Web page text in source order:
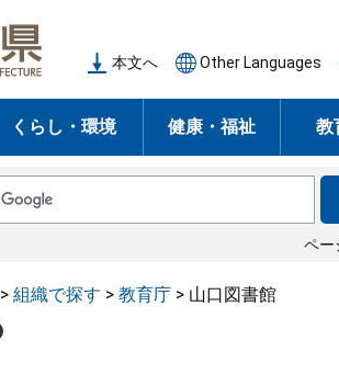
本文へ Other Languages
くらし・環境 健康・福祉 教
ペー
> 組織で探す > 教育庁 > 山口図書館